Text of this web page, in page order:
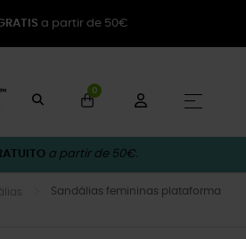
a partir de 50€
0
☰
a partir de 50€.
Sandálias femininas plataforma